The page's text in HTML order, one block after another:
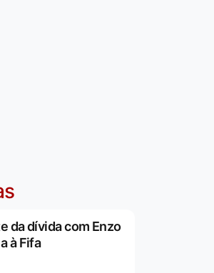
da dívida com Enzo
à Fifa